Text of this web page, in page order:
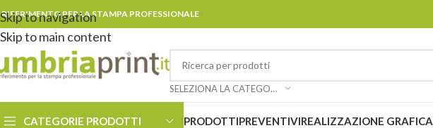
Skip to navigation
Skip to main content
RIFERIMENTO PER LA STAMPA PROFESSIONALE
SELEZIONA LA CATEGORIA
CATEGORIE PRODOTTI PRODOTTIPREVENTIVIREALIZZAZIONE GRAFICA